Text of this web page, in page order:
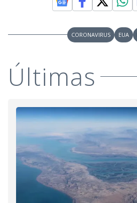
CORONAVIRUS EUA
Últimas